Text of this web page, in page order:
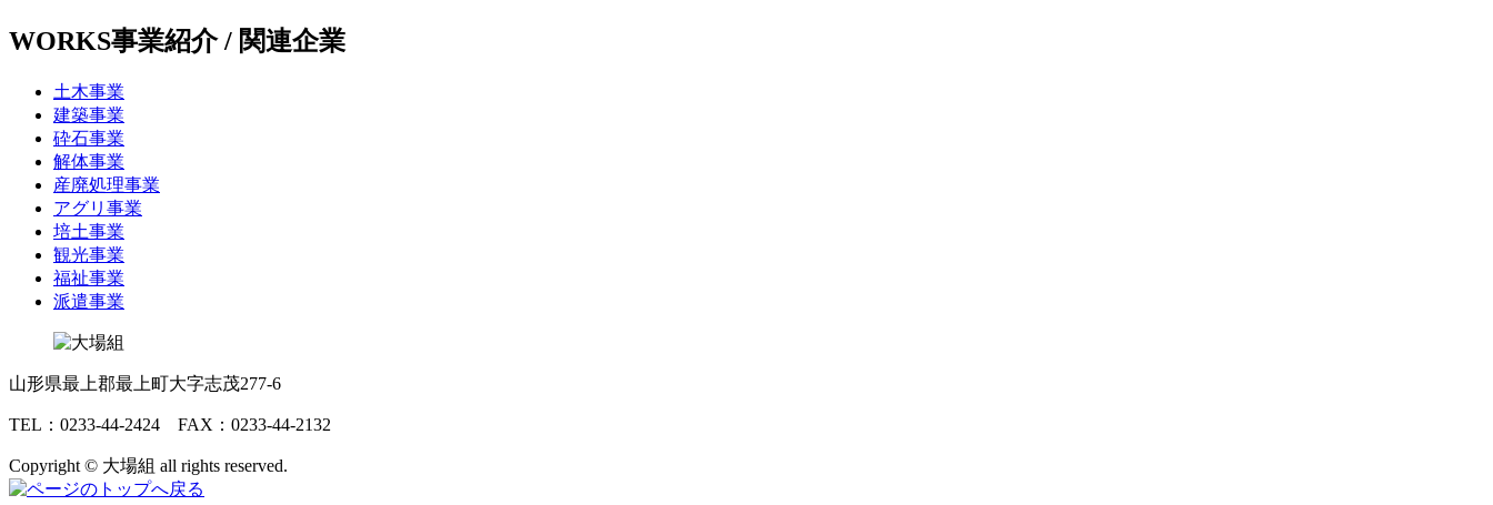
WORKS事業紹介 / 関連企業
土木事業
建築事業
砕石事業
解体事業
産廃処理事業
アグリ事業
培土事業
観光事業
福祉事業
派遣事業
山形県最上郡最上町大字志茂277-6
TEL：0233-44-2424 FAX：0233-44-2132
Copyright © 大場組 all rights reserved.